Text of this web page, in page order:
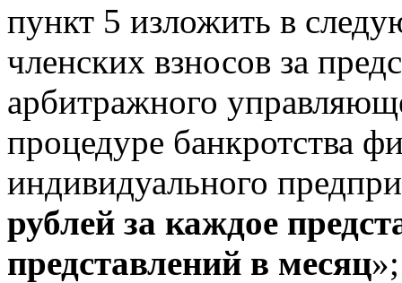
пункт 5 изложить в
членских взносов за
арбитражного
процедуре банкротства
индивидуального
рублей за каждое
представлений в месяц»;